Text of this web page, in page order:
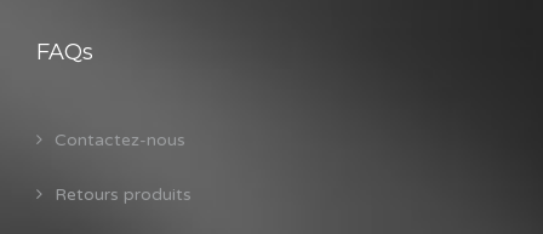
FAQs
Contactez-nous
Retours produits